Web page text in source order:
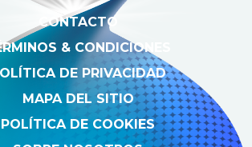
CONTACTO
& CONDICIONES
DE PRIVACIDAD
MAPA DEL SITIO
POLÍTICA DE COOKIES